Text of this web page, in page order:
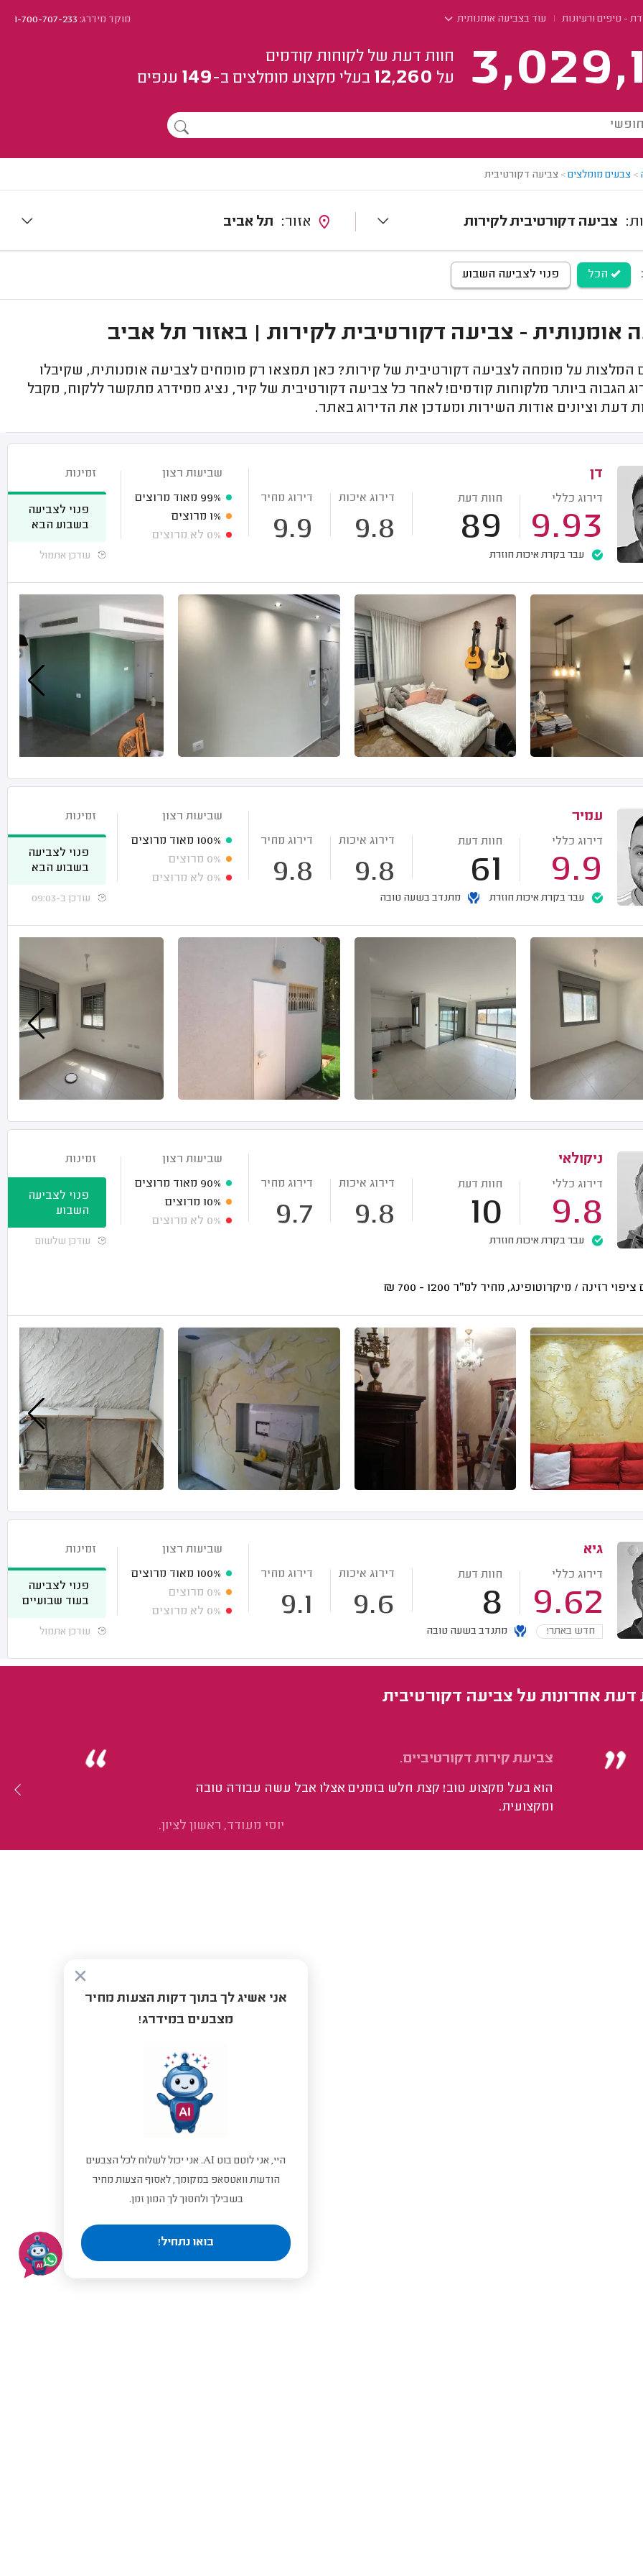
- טיפים ורעיונות עוד בצביעה אומנותית מוקד מידרג:1-700-707-233
חוות דעת של לקוחות קודמים
על 12,260 בעלי מקצוע מומלצים ב-149 ענפים
> צבעים מומלצים> צביעה דקורטיבית
צביעה דקורטיבית לקירות תל אביב
אני אשיג לך בתוך דקות הצעות מחיר
מצבעים במידרג!
היי, אני לוטם בוט AI. אני יכול לשלוח לכל הצבעים
הודעות וואטסאפ במקומך, לאסוף הצעות מחיר
בשבילך ולחסוך לך המון זמן.
בואו נתחיל!
הכל פנוי לצביעה השבוע
אומנותית - צביעה דקורטיבית לקירות | באזור תל אביב
על מומחה לצביעה דקורטיבית של קירות? כאן תמצאו רק מומחים לצביעה אומנותית, שקיבלו
הגבוה ביותר מלקוחות קודמים! לאחר כל צביעה דקורטיבית של קיר, נציג ממידרג מתקשר ללקוח, מקבל
דעת וציונים אודות השירות ומעדכן את הדירוג באתר.
דן
דירוג כללי
9.93
חוות דעת
89
דירוג איכות
9.8
דירוג מחיר
9.9
עבר בקרת איכות חוזרת
שביעות רצון
99% מאוד מרוצים
1% מרוצים
0% לא מרוצים
זמינות
פנוי לצביעה
בשבוע הבא
עודכן אתמול
עמיר
דירוג כללי
9.9
חוות דעת
61
דירוג איכות
9.8
דירוג מחיר
9.8
עבר בקרת איכות חוזרת מתנדב בשעה טובה
שביעות רצון
100% מאוד מרוצים
0% מרוצים
0% לא מרוצים
זמינות
פנוי לצביעה
בשבוע הבא
עודכן ב-09:03
ניקולאי
דירוג כללי
9.8
חוות דעת
10
דירוג איכות
9.8
דירוג מחיר
9.7
עבר בקרת איכות חוזרת
שביעות רצון
90% מאוד מרוצים
10% מרוצים
0% לא מרוצים
זמינות
פנוי לצביעה
השבוע
עודכן שלשום
ציפוי רזינה / מיקרוטופינג, מחיר למ"ר 1200 - 700
₪
גיא
דירוג כללי
9.62
חוות דעת
8
דירוג איכות
9.6
דירוג מחיר
9.1
חדש באתר! מתנדב בשעה טובה
שביעות רצון
100% מאוד מרוצים
0% מרוצים
0% לא מרוצים
זמינות
פנוי לצביעה
בעוד שבועיים
עודכן אתמול
דעת אחרונות על צביעה דקורטיבית
צביעת קירות דקורטיביים.
הוא בעל מקצוע טוב! קצת חלש בזמנים אצלו אבל עשה עבודה טובה
ומקצועית.
יוסי מעודד, ראשון לציון.